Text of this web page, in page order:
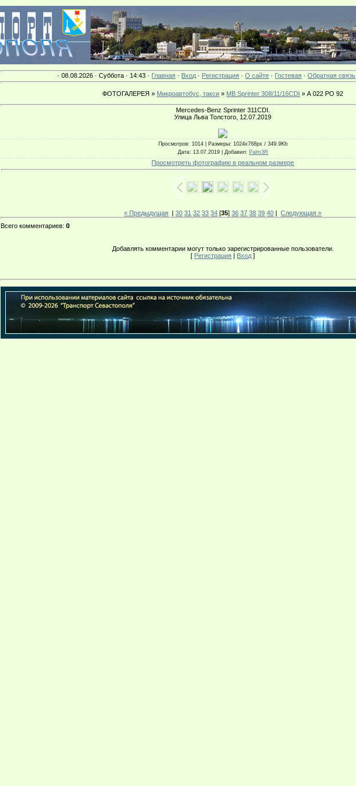
· 08.08.2026 · Суббота · 14:43 · Главная · Вход · Регистрация ·О сайте · Гостевая ·Обратная связь
ФОТОГАЛЕРЕЯ » Микроавтобус, такси » MB Sprinter 308/11/16CDI » А 022 РО 92
Mercedes-Benz Sprinter 311CDI.
Улица Льва Толстого, 12.07.2019
Просмотров: 1014 | Размеры: 1024x768px / 349.9Kb
Дата: 13.07.2019 | Добавил: Palm3R
Просмотреть фотографию в реальном размере
« Предыдущая |30 31 32 33 34 [35]36 37 38 39 40 |Следующая »
Всего комментариев:0
Добавлять комментарии могут только зарегистрированные пользователи.
[ Регистрация | Вход ]